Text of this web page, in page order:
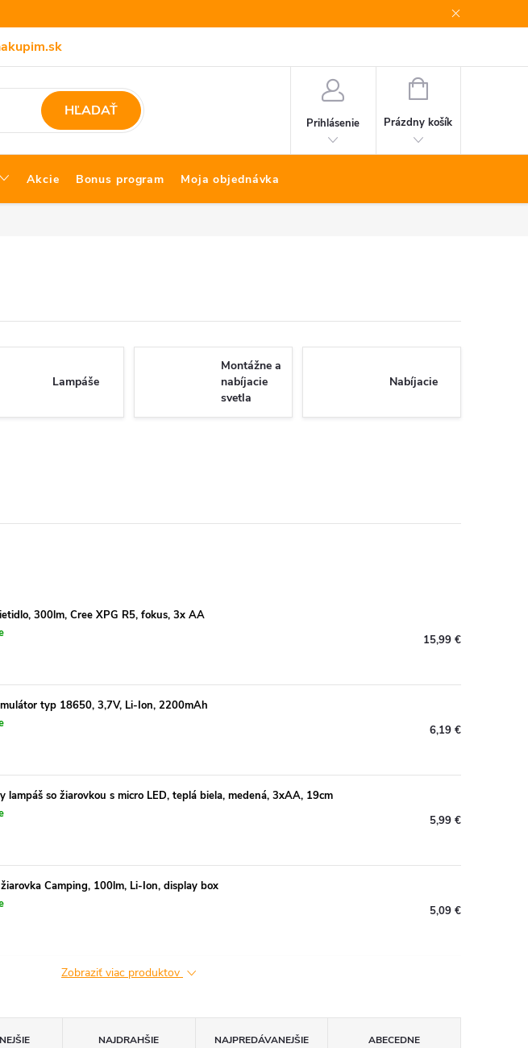
Blog Bosch náradie
HĽADAŤ
Prihlásenie
NÁKUPNÝ
Prázdny košík
Akcie Bonus program Moja objednávka
Lampáše
Montážne a
nabíjacie
svetla
Nabíjacie
300lm, Cree XPG R5, fokus, 3x AA
15,99 €
typ 18650, 3,7V, Li-Ion, 2200mAh
6,19 €
lampáš so žiarovkou s micro LED, teplá biela, medená, 3xAA, 19cm
5,99 €
Camping, 100lm, Li-Ion, display box
5,09 €
Zobraziť viac produktov
NAJDRAHŠIE NAJPREDÁVANEJŠIE ABECEDNE